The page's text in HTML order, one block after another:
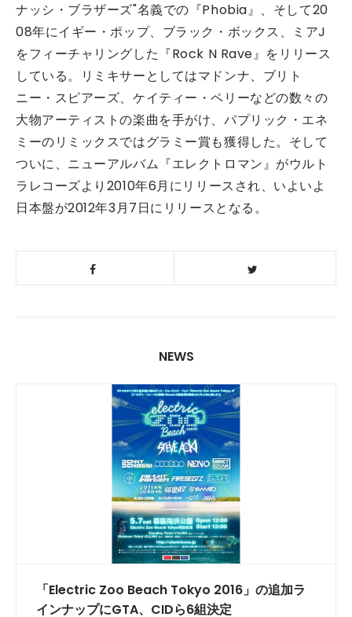
ナッシ・ブラザーズ"名義での『Phobia』、そして20
08年にイギー・ポップ、ブラック・ボックス、ミアJ
をフィーチャリングした『Rock N Rave』をリリース
している。リミキサーとしてはマドンナ、ブリト
ニー・スピアーズ、ケイティー・ペリーなどの数々の
大物アーティストの楽曲を手がけ、パプリック・エネ
ミーのリミックスではグラミー賞も獲得した。そして
ついに、ニューアルバム『エレクトロマン』がウルト
ラレコーズより2010年6月にリリースされ、いよいよ
日本盤が2012年3月7日にリリースとなる。
NEWS
「Electric Zoo Beach Tokyo 2016」の追加ラ
インナップにGTA、CIDら6組決定